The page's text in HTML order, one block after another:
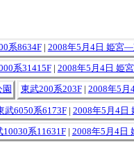
系8634F| 2008年5月4日 姫宮
系31415F| 2008年5月4日 姫
東武200系203F| 2008年5
武6050系6173F| 2008年5月4日
10030系11631F| 2008年5月4日